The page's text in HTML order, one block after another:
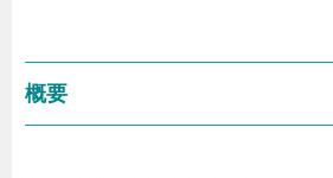
概要